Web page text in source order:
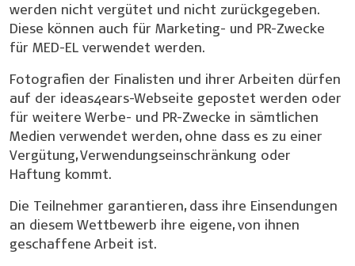
werden nicht vergütet und nicht zurückgegeben.
Diese können auch für Marketing- und PR-Zwecke
für MED-EL verwendet werden.
Fotografien der Finalisten und ihrer Arbeiten dürfen
auf der ideas4ears-Webseite gepostet werden oder
für weitere Werbe- und PR-Zwecke in sämtlichen
Medien verwendet werden, ohne dass es zu einer
Vergütung, Verwendungseinschränkung oder
Haftung kommt.
Die Teilnehmer garantieren, dass ihre Einsendungen
an diesem Wettbewerb ihre eigene, von ihnen
geschaffene Arbeit ist.